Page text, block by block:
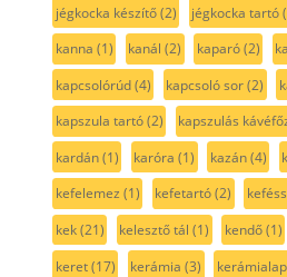
jégkocka készítő(2) jégkocka tartó
kanna (1) kanál (2) kaparó(2)
kapcsolórúd(4) kapcsoló sor(2)
kapszula tartó(2) kapszulás
kardán(1) karóra (1) kazán(4)
kefelemez (1) kefetartó(2)
kek(21) kelesztő tál (1) kendő(1)
keret(17) kerámia (3) kerámialap